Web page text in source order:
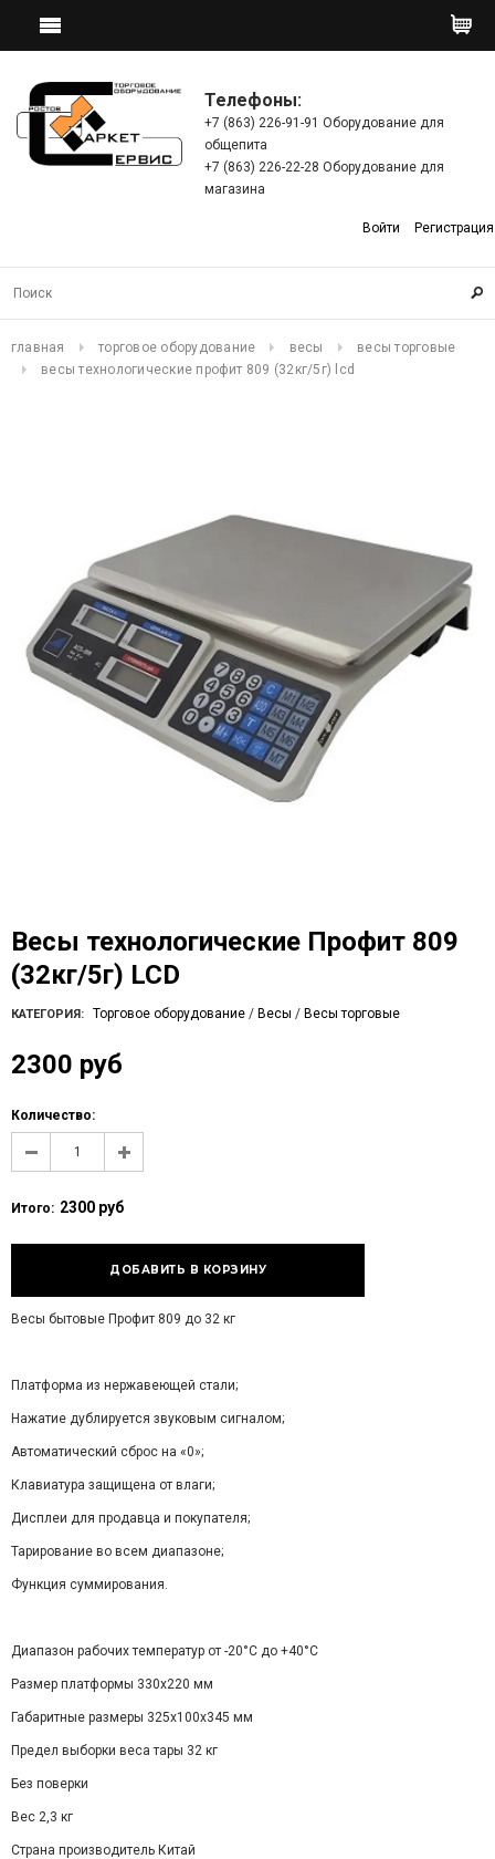
Телефоны:
+7 (863) 226-91-91 Оборудование для
общепита
+7 (863) 226-22-28 Оборудование для
магазина
Войти Регистрация
главная торговое оборудование весы
весы торговые
весы технологические профит 809 (32кг/5г) lcd
Весы технологические Профит 809
(32кг/5г) LCD
КАТЕГОРИЯ: Торговое оборудование / Весы / Весы торговые
2300 руб
Количество:
Итого: 2300 руб
Весы бытовые Профит 809 до 32 кг
Платформа из нержавеющей стали;
Нажатие дублируется звуковым сигналом;
Автоматический сброс на «0»;
Клавиатура защищена от влаги;
Дисплеи для продавца и покупателя;
Тарирование во всем диапазоне;
Функция суммирования.
Диапазон рабочих температур от -20°С до +40°C
Размер платформы 330х220 мм
Габаритные размеры 325х100х345 мм
Предел выборки веса тары 32 кг
Без поверки
Вес 2,3 кг
Страна производитель Китай